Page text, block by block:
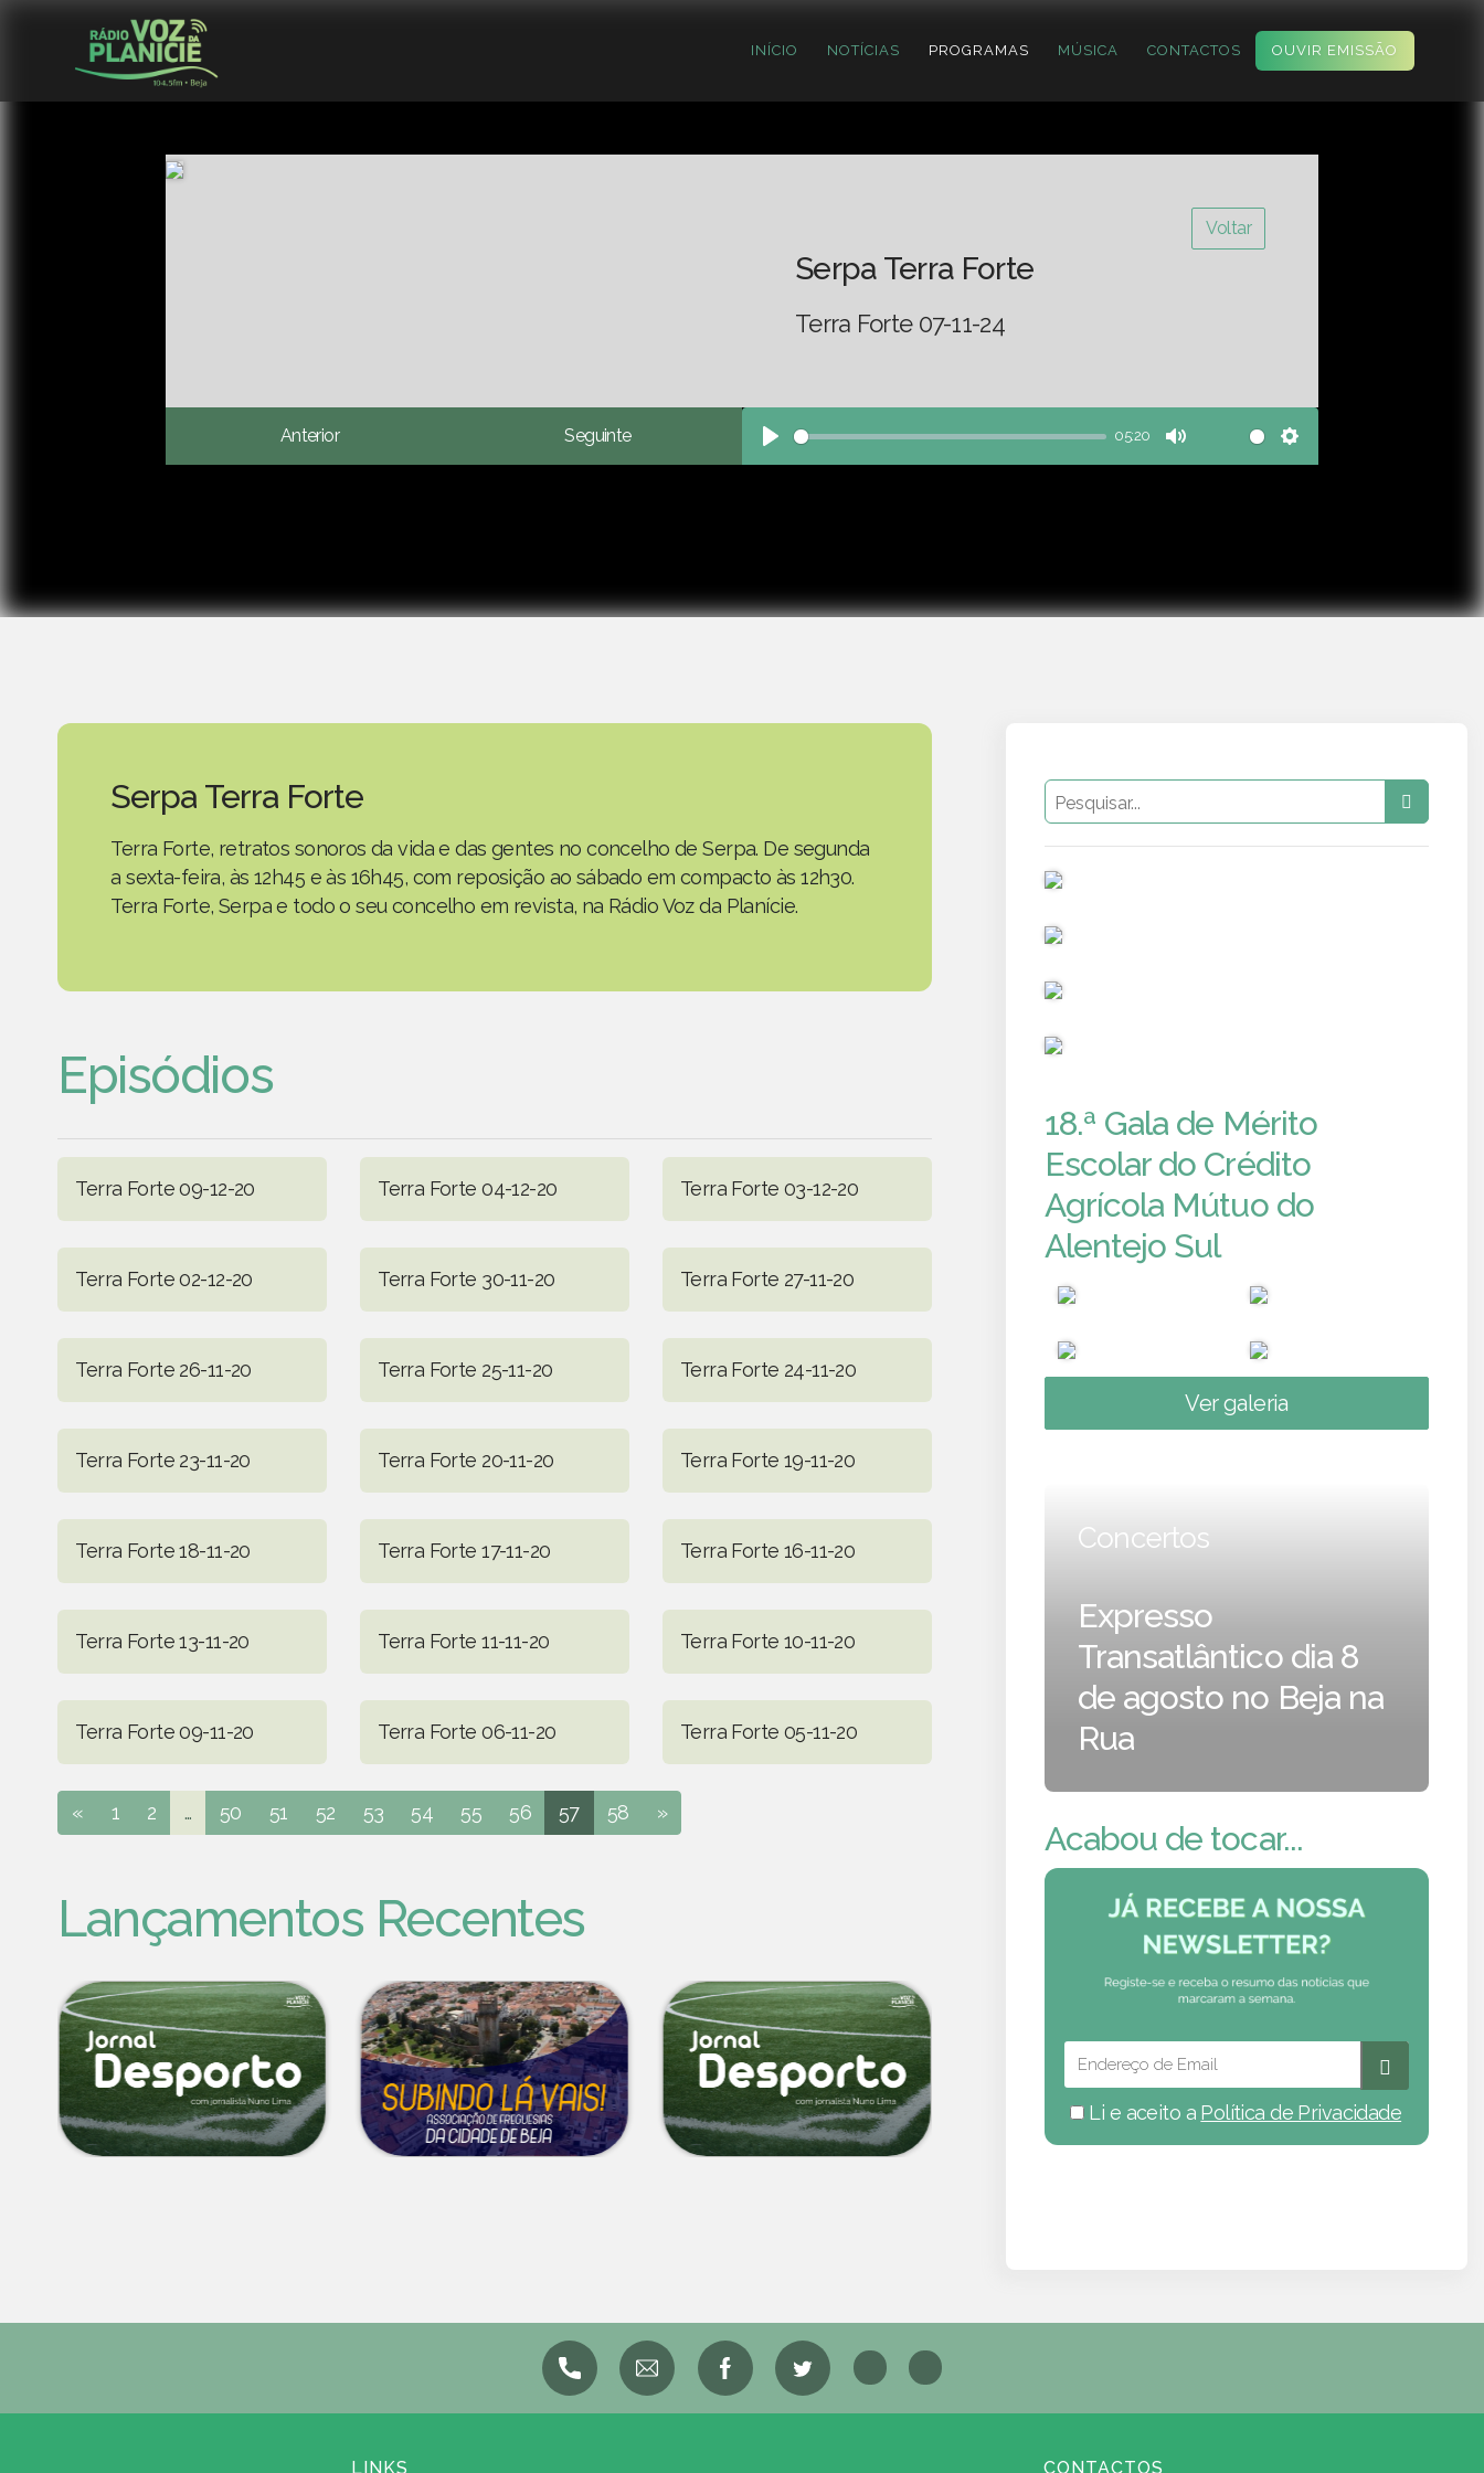
INÍCIO NOTÍCIAS PROGRAMAS MÚSICA CONTACTOS OUVIR EMISSÃO
Voltar
Serpa Terra Forte
Terra Forte 07-11-24
Anterior Seguinte
Play
05:20
Mute Settings
Serpa Terra Forte
Terra Forte, retratos sonoros da vida e das gentes no concelho de Serpa. De segunda
a sexta-feira, às 12h45 e às 16h45, com reposição ao sábado em compacto às 12h30.
Terra Forte, Serpa e todo o seu concelho em revista, na Rádio Voz da Planície.
Episódios
Terra Forte 09-12-20 Terra Forte 04-12-20 Terra Forte 03-12-20
Terra Forte 02-12-20 Terra Forte 30-11-20 Terra Forte 27-11-20
Terra Forte 26-11-20 Terra Forte 25-11-20 Terra Forte 24-11-20
Terra Forte 23-11-20 Terra Forte 20-11-20 Terra Forte 19-11-20
Terra Forte 18-11-20 Terra Forte 17-11-20 Terra Forte 16-11-20
Terra Forte 13-11-20 Terra Forte 11-11-20 Terra Forte 10-11-20
Terra Forte 09-11-20 Terra Forte 06-11-20 Terra Forte 05-11-20
« 1 2 ... 50 51 52 53 54 55 56 57 58 »
Lançamentos Recentes
18.ª Gala de Mérito
Escolar do Crédito
Agrícola Mútuo do
Alentejo Sul
Ver galeria
Concertos
Expresso
Transatlântico dia 8
de agosto no Beja na
Rua
Acabou de tocar...
Li e aceito a Política de Privacidade
LINKS CONTACTOS